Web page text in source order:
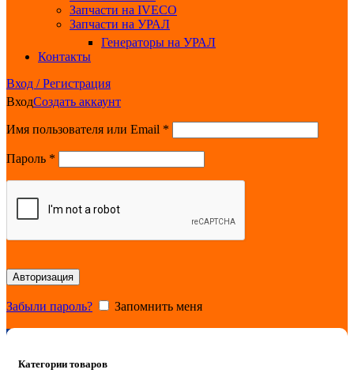
Запчасти на IVECO
Запчасти на УРАЛ
Генераторы на УРАЛ
Контакты
Вход / Регистрация
ВходСоздать аккаунт
Имя пользователя или Email *
Пароль *
Авторизация
Забыли пароль? Запомнить меня
0
Категории товаров